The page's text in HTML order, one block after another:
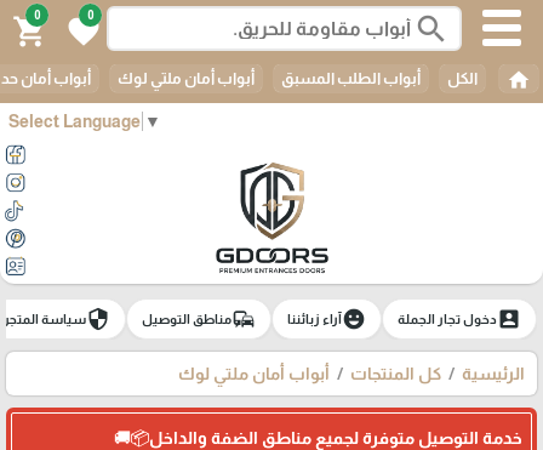
Select Language ▼
search
0
favorite
0
shopping_cart
home الكل أبواب الطلب المسبق أبواب أمان ملتي لوك أبواب أمان
account_boxدخول تجار الجملة emoji_emotionsآراء زبائننا commuteمناطق التوصيل securityسياسة المتجر
الرئيسية كل المنتجات أبواب أمان ملتي لوك
خدمة التوصيل متوفرة لجميع مناطق الضفة والداخل📦🚚